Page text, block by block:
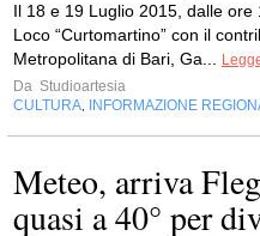
Il 18 e 19 Luglio 2015, dalle ore
Loco “Curtomartino” con il
Metropolitana di Bari, Ga...
Da Studioartesia
CULTURA
INFORMAZIONE
Meteo, arriva
quasi a 40° per